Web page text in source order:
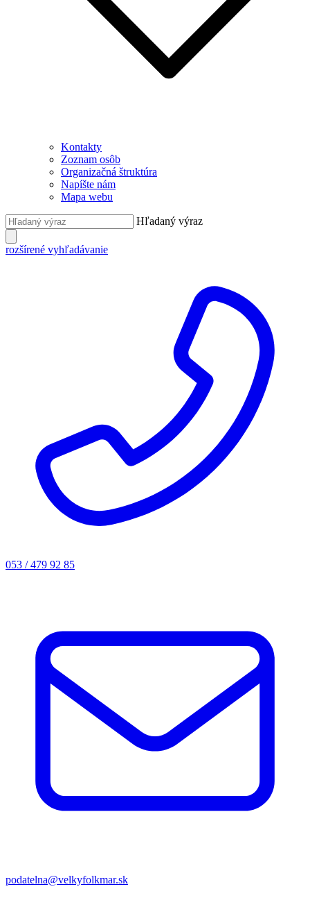
Kontakty
Zoznam osôb
Organizačná štruktúra
Napíšte nám
Mapa webu
Hľadaný výraz
rozšírené vyhľadávanie
053 / 479 92 85
podatelna@velkyfolkmar.sk